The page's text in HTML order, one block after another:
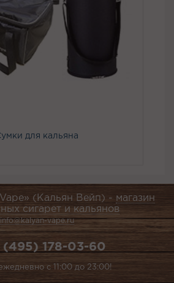
для кальяна
(Кальян Вейп) - магазин
сигарет и кальянов
info@kalyan-vape.ru
(495) 178-03-60
с 11:00 до 23:00!